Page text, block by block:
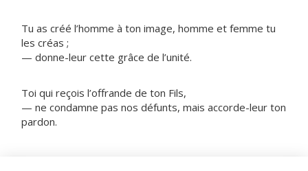
Tu as créé l’homme à ton image, homme et femme tu
les créas ;
— donne-leur cette grâce de l’unité.
Toi qui reçois l’offrande de ton Fils,
— ne condamne pas nos défunts, mais accorde-leur ton
pardon.